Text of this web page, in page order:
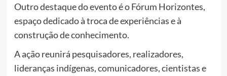
Outro destaque do evento é o Fórum Horizontes,
espaço dedicado à troca de experiências e à
construção de conhecimento.
A ação reunirá pesquisadores, realizadores,
lideranças indígenas, comunicadores, cientistas e